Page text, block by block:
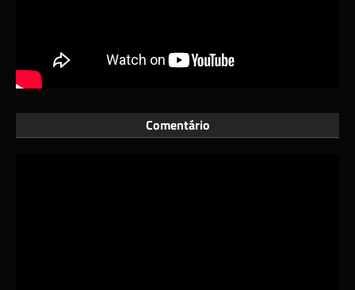
Comentário